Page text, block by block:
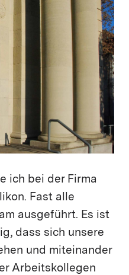
ich bei der Firma
Fast alle
ausgeführt. Es ist
dass sich unsere
und miteinander
Arbeitskollegen